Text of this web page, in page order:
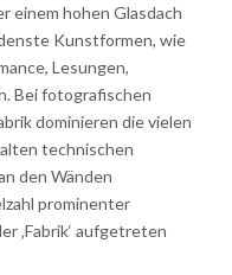
einem hohen Glasdach
Kunstformen, wie
Lesungen,
Bei fotografischen
dominieren die vielen
technischen
den Wänden
prominenter
‚Fabrik‘ aufgetreten